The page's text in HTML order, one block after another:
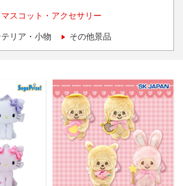
スコット・アクセサリー
リア・小物 その他景品